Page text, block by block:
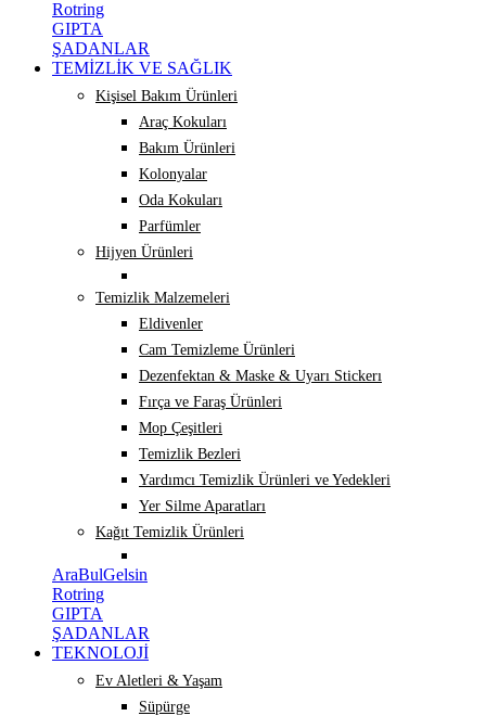
Rotring
GIPTA
ŞADANLAR
TEMİZLİK VE SAĞLIK
Kişisel Bakım Ürünleri
Araç Kokuları
Bakım Ürünleri
Kolonyalar
Oda Kokuları
Parfümler
Hijyen Ürünleri
Temizlik Malzemeleri
Eldivenler
Cam Temizleme Ürünleri
Dezenfektan & Maske & Uyarı Stickerı
Fırça ve Faraş Ürünleri
Mop Çeşitleri
Temizlik Bezleri
Yardımcı Temizlik Ürünleri ve Yedekleri
Yer Silme Aparatları
Kağıt Temizlik Ürünleri
AraBulGelsin
Rotring
GIPTA
ŞADANLAR
TEKNOLOJİ
Ev Aletleri & Yaşam
Süpürge